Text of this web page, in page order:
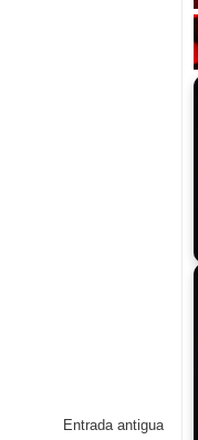
Entrada antigua